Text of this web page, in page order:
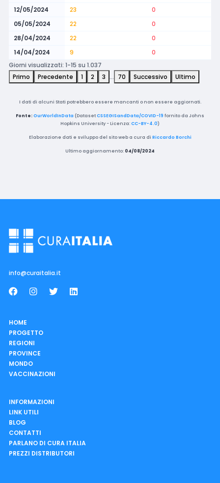
12/05/2024
23
0
05/05/2024
22
0
28/04/2024
22
0
14/04/2024
9
0
Giorni visualizzati: 1-15 su 1.037
Primo
Precedente 1 2 3 … 70 Successivo Ultimo
I dati di alcuni Stati potrebbero essere mancanti o non essere aggiornati.
Fonte:OurWorldInData (DatasetCSSEGISandData/COVID-19 fornito da Johns
Hopkins University - Licenza:CC-BY-4.0)
Elaborazione dati e sviluppo del sito web a cura di Riccardo Borchi
Ultimo aggiornamento: 04/08/2024
info@curaitalia.it
HOME
PROGETTO
REGIONI
PROVINCE
MONDO
VACCINAZIONI
INFORMAZIONI
LINK UTILI
BLOG
CONTATTI
PARLANO DI CURA ITALIA
PREZZI DISTRIBUTORI